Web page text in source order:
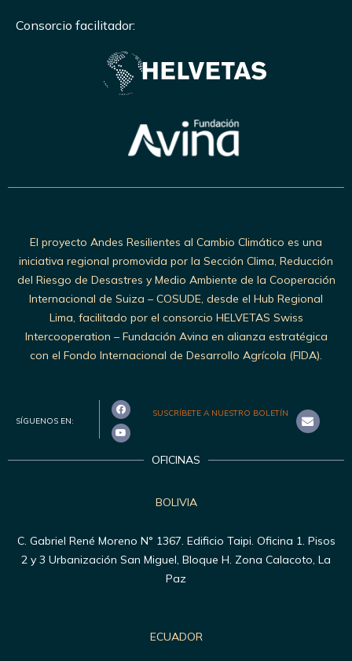
Consorcio facilitador:
El proyecto Andes Resilientes al Cambio Climático es una
iniciativa regional promovida por la Sección Clima, Reducción
del Riesgo de Desastres y Medio Ambiente de la Cooperación
Internacional de Suiza – COSUDE, desde el Hub Regional
Lima, facilitado por el consorcio HELVETAS Swiss
Intercooperation – Fundación Avina en alianza estratégica
con el Fondo Internacional de Desarrollo Agrícola (FIDA).
SÍGUENOS EN:
SUSCRÍBETE A NUESTRO BOLETÍN
OFICINAS
BOLIVIA
C. Gabriel René Moreno N° 1367. Edificio Taipi. Oficina 1. Pisos
2 y 3 Urbanización San Miguel, Bloque H. Zona Calacoto, La
Paz
ECUADOR